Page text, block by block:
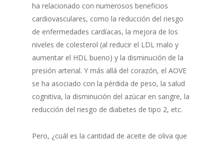
ha relacionado con numerosos beneficios
cardiovasculares, como la reducción del riesgo
de enfermedades cardíacas, la mejora de los
niveles de colesterol (al reducir el LDL malo y
aumentar el HDL bueno) y la disminución de la
presión arterial. Y más allá del corazón, el AOVE
se ha asociado con la pérdida de peso, la salud
cognitiva, la disminución del azúcar en sangre, la
reducción del riesgo de diabetes de tipo 2, etc.
Pero, ¿cuál es la cantidad de aceite de oliva que